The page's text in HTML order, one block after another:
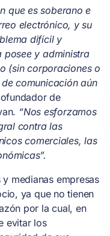
que es soberano e
electrónico, y su
difícil y
posee y administra
(sin corporaciones o
comunicación aún
de
“Nos esforzamos
contra las
comerciales, las
medianas empresas
ya que no tienen
por la cual, en
evitar los